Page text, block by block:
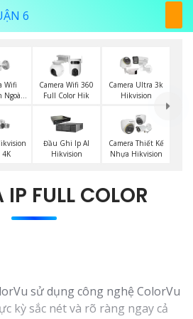
6
Wifi
Camera Wifi 360
Full Color Hik
Camera Ultra 3k
Hikvision
4K
Đầu Ghi Ip AI
Hikvision
Camera Thiết Kế
Nhựa Hikvision
FULL COLOR
sử dụng công nghệ ColorVu
kỳ sắc nét và rõ ràng ngay cả